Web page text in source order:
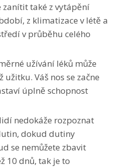
zanítit také z vytápění
z klimatizace v létě a
v průběhu celého
užívání léků může
užitku. Váš nos se začne
úplně schopnost
nedokáže rozpoznat
dokud dutiny
se nemůžete zbavit
10 dnů, tak je to